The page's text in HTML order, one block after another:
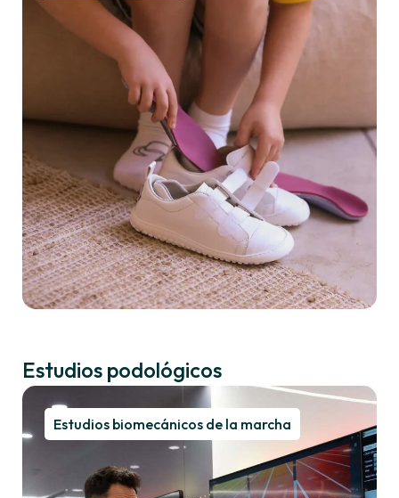
Estudios podológicos
Estudios biomecánicos de la marcha